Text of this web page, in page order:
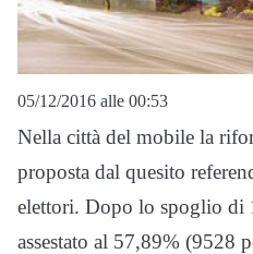
05/12/2016 alle 00:53
Nella città del mobile la
proposta dal quesito
elettori. Dopo lo spoglio di
assestato al 57,89% (9528